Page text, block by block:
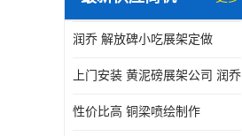
润乔 解放碑小吃展架定做
上门安装 黄泥磅展架公司 润乔
性价比高 铜梁喷绘制作